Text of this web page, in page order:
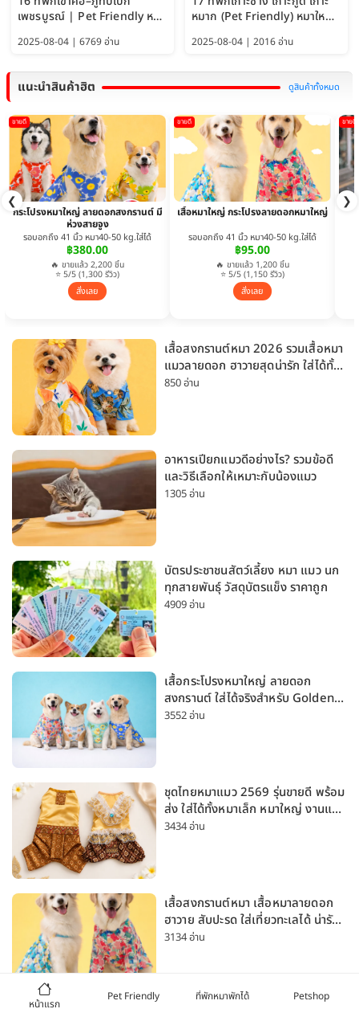
เพชรบูรณ์ | Pet Friendly หมา
2025-08-04 | 6769 อ่าน
หมาก (Pet Friendly) หมาใหญ่
2025-08-04 | 2016 อ่าน
แนะนำสินค้าฮิต ดูสินค้าทั้งหมด
❮ ❯
ขายดี
กระโปรงหมาใหญ่ ลายดอกสงกรานต์ มี
ห่วงสายจูง
รอบอกถึง 41 นิ้ว หมา40-50 kg.ใส่ได้
฿380.00
🔥 ขายแล้ว 2,200 ชิ้น
⭐ 5/5 (1,300 รีวิว)
สั่งเลย
ขายดี
เสื้อหมาใหญ่ กระโปรงลายดอกหมาใหญ่
รอบอกถึง 41 นิ้ว หมา40-50 kg.ใส่ได้
฿95.00
🔥 ขายแล้ว 1,200 ชิ้น
⭐ 5/5 (1,150 รีวิว)
สั่งเลย
ขายดี
เสื้อสงกรานต์หมา 2026 รวมเสื้อหมา
แมวลายดอก ฮาวายสุดน่ารัก ใส่ได้ทั้ง
หมาเล็กและหมาใหญ่
850 อ่าน
อาหารเปียกแมวดีอย่างไร? รวมข้อดี
และวิธีเลือกให้เหมาะกับน้องแมว
1305 อ่าน
บัตรประชาชนสัตว์เลี้ยง หมา แมว นก
ทุกสายพันธุ์ วัสดุบัตรแข็ง ราคาถูก
4909 อ่าน
เสื้อกระโปรงหมาใหญ่ ลายดอก
สงกรานต์ ใส่ได้จริงสำหรับ Golden
Husky Labrador [อัปเดต 2026]
3552 อ่าน
ชุดไทยหมาแมว 2569 รุ่นขายดี พร้อม
ส่ง ใส่ได้ทั้งหมาเล็ก หมาใหญ่ งานแต่ง
สงกรานต์ ลอยกระทง
3434 อ่าน
เสื้อสงกรานต์หมา เสื้อหมาลายดอก
ฮาวาย สับปะรด ใส่เที่ยวทะเลได้ น่ารัก
ใส่ได้ทั้งหมาเล็กและหมาใหญ่
3134 อ่าน
หน้าแรก
Pet Friendly ที่พักหมาพักได้ Petshop